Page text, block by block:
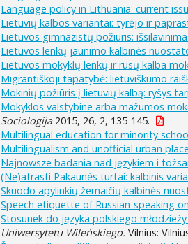
Language policy in Lithuania: current
Lietuvių kalbos variantai: tyrėjo ir
Lietuvos gimnazistų požiūris:
Lietuvos lenkų jaunimo kalbinės
Lietuvos mokyklų lenkų ir rusų kalba
Migrantiškoji tapatybė: lietuviškumo
Mokinių požiūris į lietuvių kalbą: ryšys
Mokyklos valstybine arba mažumos
Sociologija2015, 26, 2, 135-145.
Multilingual education for minority
Multilingualism and unofficial urban
Najnowsze badania nad językiem i
(Ne)atrasti Pakaunės turtai: kalbinis
Skuodo apylinkių žemaičių kalbinės
Speech etiquette of Russian-speaking
Stosunek do języka polskiego
Uniwersytetu Wileńskiego. Vilnius: